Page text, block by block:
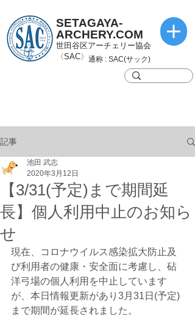
SETAGAYA-
ARCHERY.COM
世田谷区アーチェリー協会
〈SAC〉 通称 : SAC(サック)
記事
【3/31(予定)まで期間延
長】個人利用中止のお知ら
せ
池田 武志
2020年3月12日
現在、コロナウイルス感染拡大防止及
び利用者の健康・安全面に考慮し、砧
洋弓場の個人利用を中止しています
が、本日情報更新があり3月31日(予定)
まで期間が延長されました。